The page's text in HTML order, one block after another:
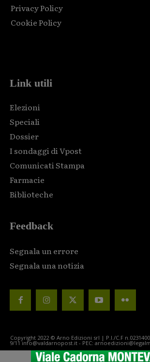
Privacy Policy
Cookie Policy
Link utili
Elezioni
Speciali
Dossier
I sondaggi di Vpost
Comunicati Stampa
Farmacie
Biblioteche
Feedback
Segnala un errore
Segnala una notizia
Copyright 2022 © Arno Edizioni srl | P.I./C.F
9/11 info@valdarnopost.it - PEC: